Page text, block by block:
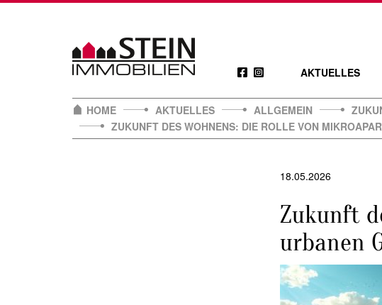
AKTUELLES
HOME AKTUELLES ALLGEMEIN
ZUKUNFT DES WOHNENS: DIE ROLLE VON
18.05.2026
Zukunft
urbanen